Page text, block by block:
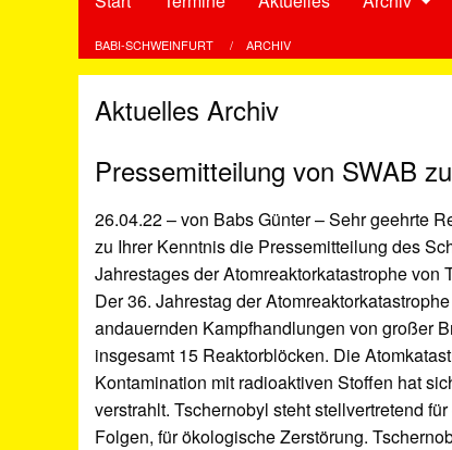
BABI-SCHWEINFURT ARCHIV
Aktuelles Archiv
Pressemitteilung von SWAB
26.04.22 –von Babs Günter –Sehr geehrte
zu Ihrer Kenntnis die Pressemitteilung des
Jahrestages der Atomreaktorkatastrophe von
Der 36. Jahrestag der
andauernden Kampfhandlungen von großer
insgesamt 15 Reaktorblöcken. Die
Kontamination mit radioaktiven Stoffen hat
verstrahlt. Tschernobyl steht stellvertretend
Folgen, für ökologische Zerstörung.